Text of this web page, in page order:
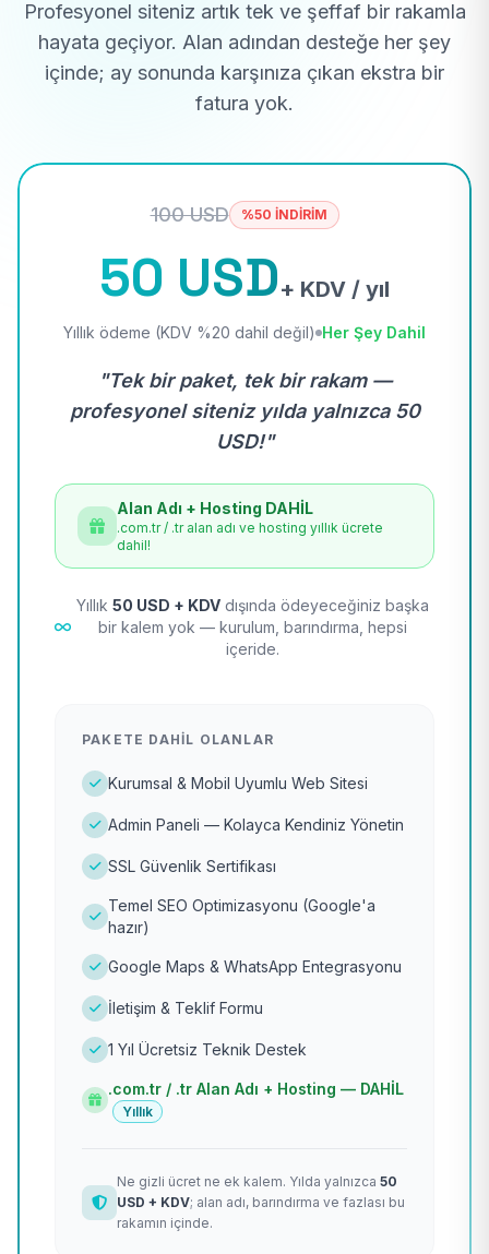
Profesyonel siteniz artık tek ve şeffaf bir rakamla
hayata geçiyor. Alan adından desteğe her şey
içinde; ay sonunda karşınıza çıkan ekstra bir
fatura yok.
100 USD %50 İNDİRİM
50 USD+ KDV / yıl
Yıllık ödeme (KDV %20 dahil değil) Her Şey Dahil
"Tek bir paket, tek bir rakam —
profesyonel siteniz yılda yalnızca 50
USD!"
Alan Adı + Hosting DAHİL
.com.tr / .tr alan adı ve hosting yıllık ücrete
dahil!
Yıllık 50 USD + KDV dışında ödeyeceğiniz başka
bir kalem yok — kurulum, barındırma, hepsi
içeride.
PAKETE DAHIL OLANLAR
Kurumsal & Mobil Uyumlu Web Sitesi
Admin Paneli — Kolayca Kendiniz Yönetin
SSL Güvenlik Sertifikası
Temel SEO Optimizasyonu (Google'a
hazır)
Google Maps & WhatsApp Entegrasyonu
İletişim & Teklif Formu
1 Yıl Ücretsiz Teknik Destek
.com.tr / .tr Alan Adı + Hosting — DAHİL
Yıllık
Ne gizli ücret ne ek kalem. Yılda yalnızca 50
USD + KDV; alan adı, barındırma ve fazlası bu
rakamın içinde.